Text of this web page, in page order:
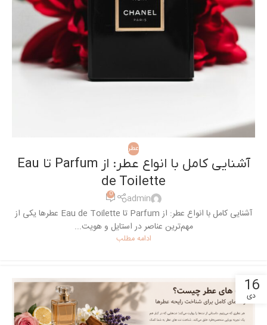
عطر
آشنایی کامل با انواع عطر: از Parfum تا Eau
de Toilette
admin
0
آشنایی کامل با انواع عطر: از Parfum تا Eau de Toilette عطرها یکی از
مهم‌ترین عناصر در استایل و هویت...
ادامه مطلب
16
دی